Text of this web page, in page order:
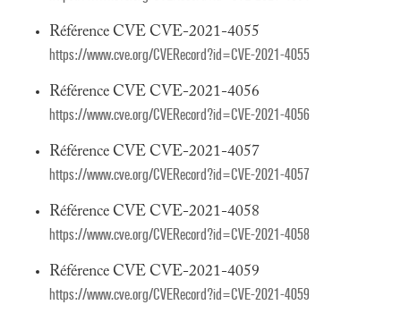
Référence CVE CVE-2021-4055
https://www.cve.org/CVERecord?id=CVE-2021-4055
Référence CVE CVE-2021-4056
https://www.cve.org/CVERecord?id=CVE-2021-4056
Référence CVE CVE-2021-4057
https://www.cve.org/CVERecord?id=CVE-2021-4057
Référence CVE CVE-2021-4058
https://www.cve.org/CVERecord?id=CVE-2021-4058
Référence CVE CVE-2021-4059
https://www.cve.org/CVERecord?id=CVE-2021-4059